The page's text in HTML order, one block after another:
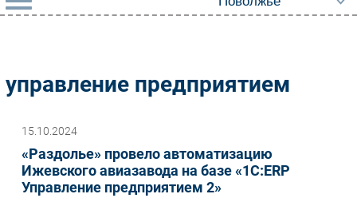
Импорто­замещение
Автоматизация Промышленности
Фиксированная связь
Интеграция
управление предприятием
15.10.2024
«Раздолье» провело автоматизацию
Ижевского авиазавода на базе «1С:ERP
Управление предприятием 2»